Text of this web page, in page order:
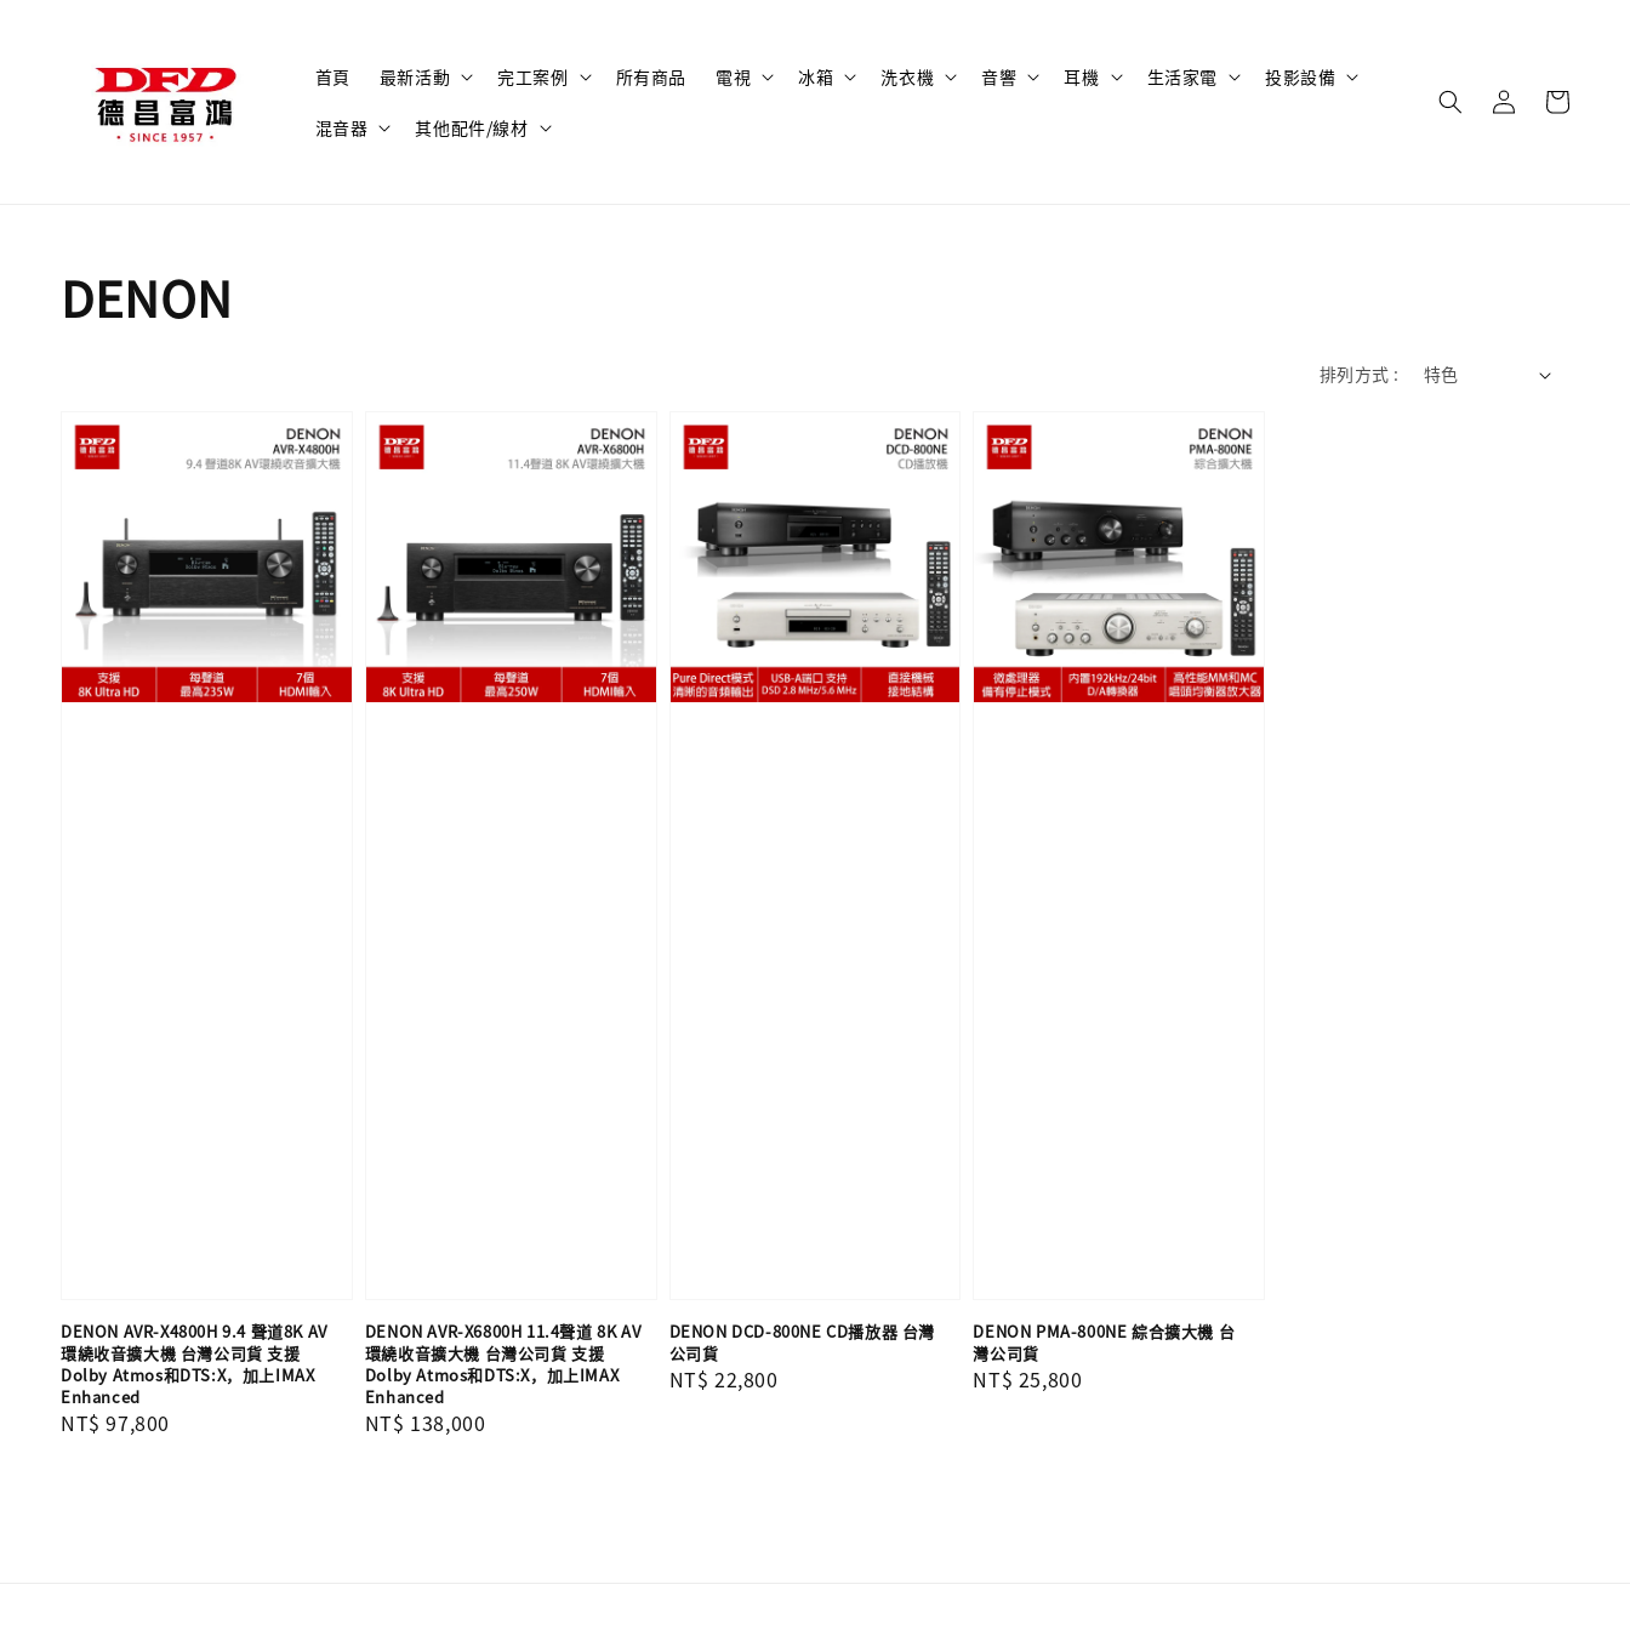
首頁 最新活動 完工案例 所有商品 電視 冰箱 洗衣機 音響 耳機 生活家電 投影設備
混音器 其他配件/線材
DENON
排列方式 :
DENON AVR-X4800H 9.4 聲道8K AV
環繞收音擴大機 台灣公司貨 支援
Dolby Atmos和DTS:X，加上IMAX
Enhanced
Regular
NT$ 97,800
DENON AVR-X6800H 11.4聲道 8K AV
環繞收音擴大機 台灣公司貨 支援
Dolby Atmos和DTS:X，加上IMAX
Enhanced
Regular
NT$ 138,000
DENON DCD-800NE CD播放器 台灣
公司貨
Regular
NT$ 22,800
DENON PMA-800NE 綜合擴大機 台
灣公司貨
Regular
NT$ 25,800